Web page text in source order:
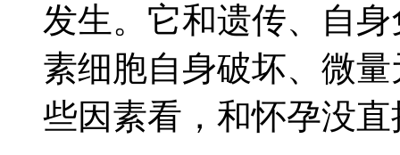
发生。它和遗传、自
素细胞自身破坏、微
些因素看，和怀孕没